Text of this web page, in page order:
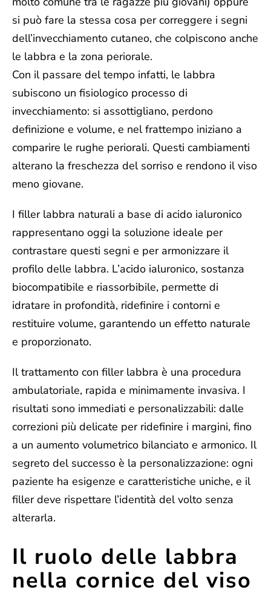
si può fare la stessa cosa per correggere i segni
dell’invecchiamento cutaneo, che colpiscono anche
le labbra e la zona periorale.
Con il passare del tempo infatti, le labbra
subiscono un fisiologico processo di
invecchiamento: si assottigliano, perdono
definizione e volume, e nel frattempo iniziano a
comparire le rughe periorali. Questi cambiamenti
alterano la freschezza del sorriso e rendono il viso
meno giovane.
I filler labbra naturali a base di acido ialuronico
rappresentano oggi la soluzione ideale per
contrastare questi segni e per armonizzare il
profilo delle labbra. L’acido ialuronico, sostanza
biocompatibile e riassorbibile, permette di
idratare in profondità, ridefinire i contorni e
restituire volume, garantendo un effetto naturale
e proporzionato.
Il trattamento con filler labbra è una procedura
ambulatoriale, rapida e minimamente invasiva. I
risultati sono immediati e personalizzabili: dalle
correzioni più delicate per ridefinire i margini, fino
a un aumento volumetrico bilanciato e armonico. Il
segreto del successo è la personalizzazione: ogni
paziente ha esigenze e caratteristiche uniche, e il
filler deve rispettare l’identità del volto senza
alterarla.
Il ruolo delle labbra
nella cornice del viso